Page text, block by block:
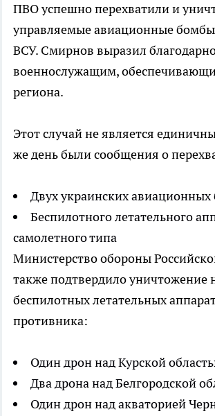
ПВО успешно перехватили и
управляемые авиационные
ВСУ. Смирнов выразил
военнослужащим,
региона.
Этот случай не является
же день были сообщения о
Двух украинских авиационных
Беспилотного летательного
самолетного типа
Министерство обороны
также подтвердило уничтожение
беспилотных летательных
противника:
Один дрон над Курской
Два дрона над Белгородской
Один дрон над акваторией